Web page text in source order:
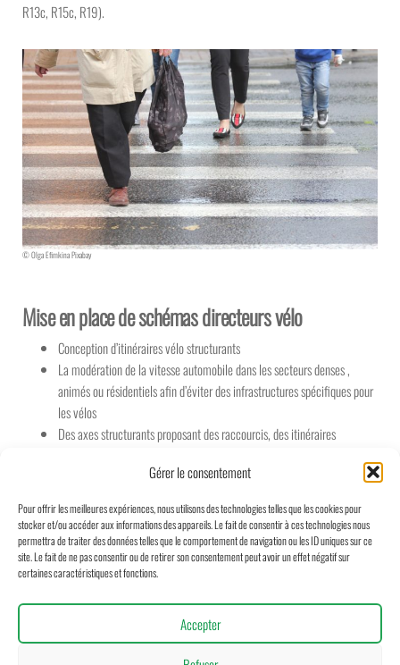
Gérer le consentement
Pour offrir les meilleures expériences, nous utilisons des technologies telles que les cookies pour
stocker et/ou accéder aux informations des appareils. Le fait de consentir à ces technologies nous
permettra de traiter des données telles que le comportement de navigation ou les ID uniques sur ce
site. Le fait de ne pas consentir ou de retirer son consentement peut avoir un effet négatif sur
certaines caractéristiques et fonctions.
Accepter
R13c, R15c, R19).
© Olga Efimkina Pixabay
Mise en place de schémas directeurs vélo
Conception d’itinéraires vélo structurants
La modération de la vitesse automobile dans les secteurs denses ,
animés ou résidentiels afin d’éviter des infrastructures spécifiques pour
les vélos
Des axes structurants proposant des raccourcis, des itinéraires